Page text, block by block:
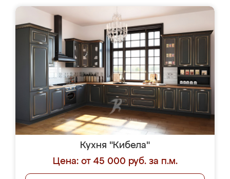
Кухня "Кибела"
Цена: от 45 000 руб. за п.м.